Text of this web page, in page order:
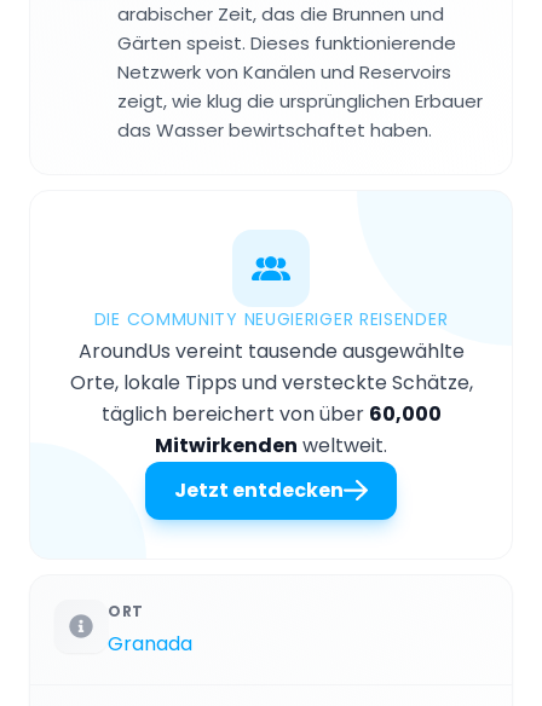
arabischer Zeit, das die Brunnen und
Gärten speist. Dieses funktionierende
Netzwerk von Kanälen und Reservoirs
zeigt, wie klug die ursprünglichen Erbauer
das Wasser bewirtschaftet haben.
DIE COMMUNITY NEUGIERIGER REISENDER
AroundUs vereint tausende ausgewählte
Orte, lokale Tipps und versteckte Schätze,
täglich bereichert von über 60,000
Mitwirkenden weltweit.
Jetzt entdecken
ORT
Granada